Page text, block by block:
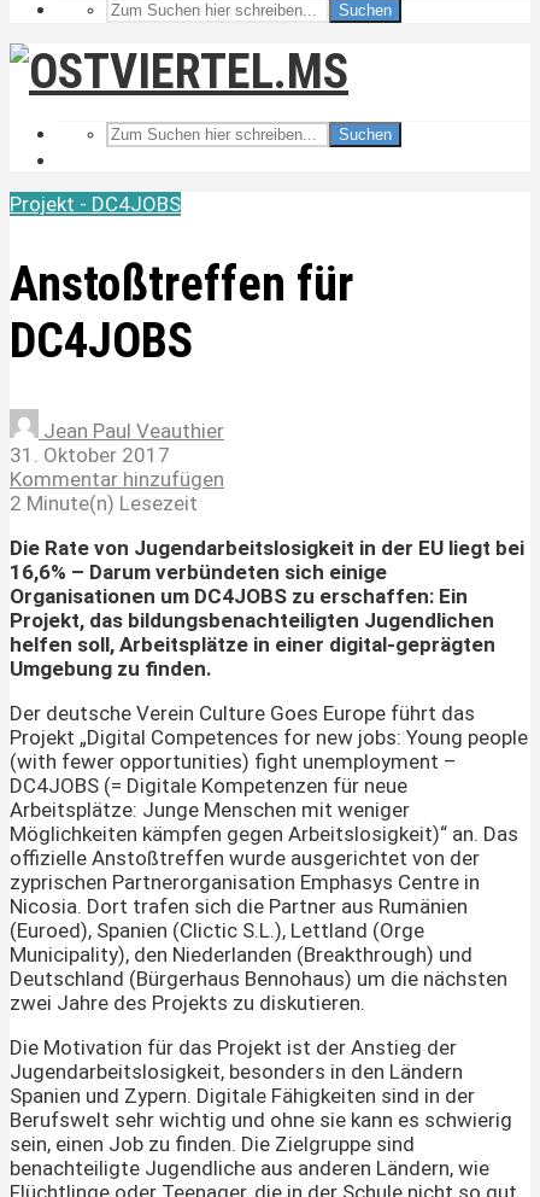
Suchen
Suchen
Projekt - DC4JOBS
Anstoßtreffen für
DC4JOBS
Jean Paul Veauthier
31. Oktober 2017
Kommentar hinzufügen
2 Minute(n) Lesezeit
Die Rate von Jugendarbeitslosigkeit in der EU liegt bei
16,6% – Darum verbündeten sich einige
Organisationen um DC4JOBS zu erschaffen: Ein
Projekt, das bildungsbenachteiligten Jugendlichen
helfen soll, Arbeitsplätze in einer digital-geprägten
Umgebung zu finden.
Der deutsche Verein Culture Goes Europe führt das
Projekt „Digital Competences for new jobs: Young people
(with fewer opportunities) fight unemployment –
DC4JOBS (= Digitale Kompetenzen für neue
Arbeitsplätze: Junge Menschen mit weniger
Möglichkeiten kämpfen gegen Arbeitslosigkeit)“ an. Das
offizielle Anstoßtreffen wurde ausgerichtet von der
zyprischen Partnerorganisation Emphasys Centre in
Nicosia. Dort trafen sich die Partner aus Rumänien
(Euroed), Spanien (Clictic S.L.), Lettland (Orge
Municipality), den Niederlanden (Breakthrough) und
Deutschland (Bürgerhaus Bennohaus) um die nächsten
zwei Jahre des Projekts zu diskutieren.
Die Motivation für das Projekt ist der Anstieg der
Jugendarbeitslosigkeit, besonders in den Ländern
Spanien und Zypern. Digitale Fähigkeiten sind in der
Berufswelt sehr wichtig und ohne sie kann es schwierig
sein, einen Job zu finden. Die Zielgruppe sind
benachteiligte Jugendliche aus anderen Ländern, wie